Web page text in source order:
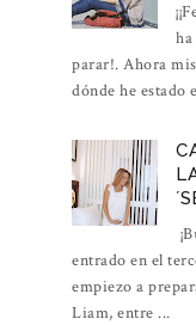
parar!. Ahora
dónde he estado
entrado en el
empiezo a
Liam, entre ...